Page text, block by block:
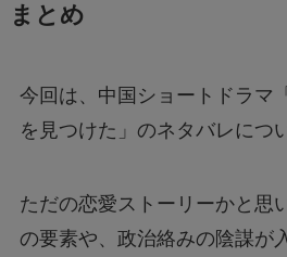
まとめ
今回は、中国ショートドラマ
を見つけた」のネタバレにつ
ただの恋愛ストーリーかと思
の要素や、政治絡みの陰謀が